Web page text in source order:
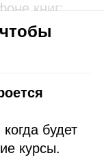
книг:
будет
курсы.